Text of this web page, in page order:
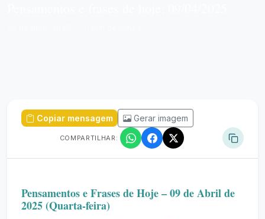
Copiar mensagem Gerar imagem
COMPARTILHAR:
Pensamentos e Frases de Hoje – 09 de Abril de
2025 (Quarta-feira)